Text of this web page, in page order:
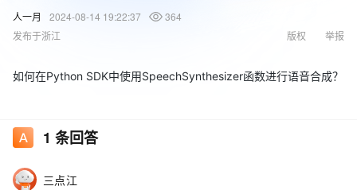
人一月 2024-08-14 19:22:37
364
发布于浙江
举报
版权
如何在Python SDK中使用SpeechSynthesizer函数进行语音合成？
1 条回答
三点江